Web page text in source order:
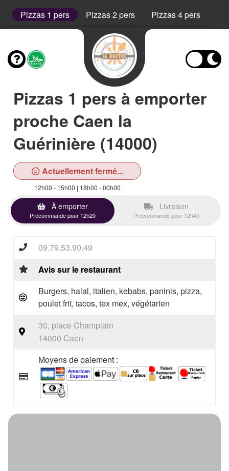
Pizzas 1 pers Pizzas 2 pers Pizzas 4 pers
Pizzas 1 pers à emporter
proche Caen la
Guérinière (14000)
Actuellement fermé...
12h00 - 15h00 | 18h00 - 00h00
À emporter
Précommande pour 12h20
Livraison
Précommande pour 12h45
09.79.53.90.49
Avis sur le restaurant
Burgers, halal, italien, kebabs, paninis, pizza,
poulet frit, tacos, tex mex, végétarien
30, place Champlain
14000 Caen
Moyens de paiement :